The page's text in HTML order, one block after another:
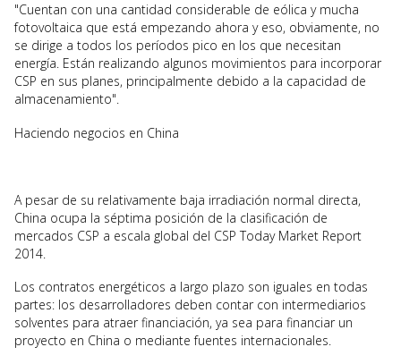
"Cuentan con una cantidad considerable de eólica y mucha
fotovoltaica que está empezando ahora y eso, obviamente, no
se dirige a todos los períodos pico en los que necesitan
energía. Están realizando algunos movimientos para incorporar
CSP en sus planes, principalmente debido a la capacidad de
almacenamiento".
Haciendo negocios en China
A pesar de su relativamente baja irradiación normal directa,
China ocupa la séptima posición de la clasificación de
mercados CSP a escala global del CSP Today Market Report
2014.
Los contratos energéticos a largo plazo son iguales en todas
partes: los desarrolladores deben contar con intermediarios
solventes para atraer financiación, ya sea para financiar un
proyecto en China o mediante fuentes internacionales.